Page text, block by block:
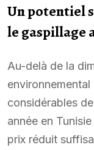
Un potentiel
le gaspillage
Au-delà de la
considérables
année en
prix réduit